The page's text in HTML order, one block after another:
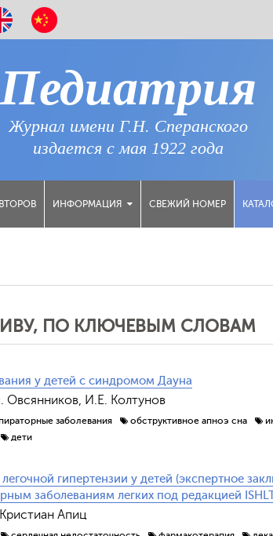
Педиатрия
Журнал имени Г.Н. Сперанского
издается с мая 1922 года
ИНФОРМАЦИЯ СВЕЖИЙ НОМЕР
ПО КЛЮЧЕВЫМ СЛОВАМ
у детей с синдромом Дауна
И.Е. Колтунов
заболевания обструктивное апноэ сна
дети
гипертензии у детей (экспертное
заболеваниям легких под редакцией
Апиц